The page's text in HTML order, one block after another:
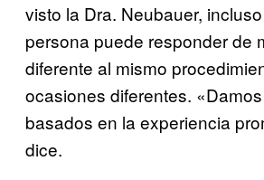
visto la Dra. Neubauer,
persona puede responder de
diferente al mismo
ocasiones diferentes.
basados en la experiencia
dice.